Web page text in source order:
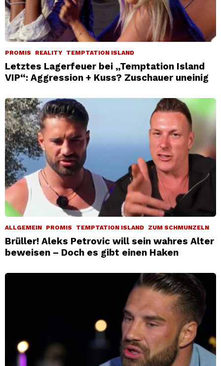
PROMIS REALITY TEMPTATION ISLAND
Letztes Lagerfeuer bei „Temptation Island
VIP“: Aggression + Kuss? Zuschauer uneinig
ALLGEMEIN PROMIS TEMPTATION ISLAND ZUM SCHMUNZELN
Brüller! Aleks Petrovic will sein wahres Alter
beweisen – Doch es gibt einen Haken